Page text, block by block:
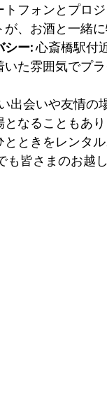
フォンとプロ
、お酒と一緒
シー: 心斎橋駅付
た雰囲気でプ
出会いや友情の
なることもあり
ときをレンタ
皆さまのお越